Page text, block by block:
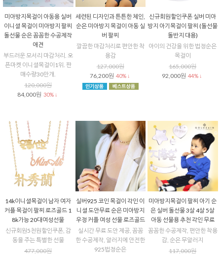
미아방지목걸이 아동용 실버
이니셜 목걸이 미아방지 팔찌
돌선물 순은 꼼꼼한 수공제작
애견
부드러운 모서리 마감처리. 오
픈마켓 이니셜목걸이1위. 판
매수량30만개.
120,000원
84,000원 30% ↓
세련된 디자인과 튼튼한 체인,
순은 미아방지 목걸이 아동 실
버 팔찌
깔끔한 마감처리로 편안한 착
용감
127,000원
76,200원 40% ↓
신규회원할인쿠폰 실버 미아
방지 아기목걸이 팔찌 (돌선물
돌반지 대용)
아이의 건강을 위한 법정순은
목걸이
165,000원
92,000원 44% ↓
14k이니셜목걸이 남자 여자
커플 목걸이 팔찌 로즈골드 1
8k가능 20대여성선물
신규회원5천원할인쿠폰, 감
동을 주는 특별한 선물
477,000원
실버925 코인 목걸이 각인 이
니셜 도안무료 순은 미아방지
우정 커플 여성 선물 로즈골드
실시간 무료 도안 제공, 꼼꼼
한 수공제작, 알러지에 안전한
925법정순은
미아방지목걸이 팔찌 아기 순
은 실버 돌선물 3살 4살 5살
아동 선물용 추천 각인 무료
꼼꼼한 수공제작, 편안한 착용
감, 순은 무알러지
117,000원